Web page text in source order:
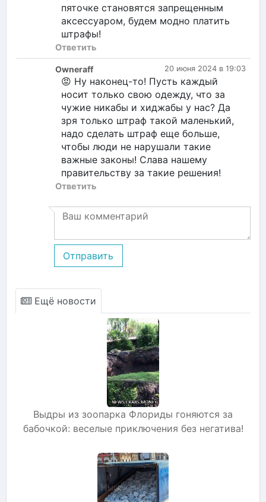
пяточке становятся запрещенным
аксессуаром, будем модно платить
штрафы!
Ответить
20 июня 2024 в 19:03
Owneraff
😡 Ну наконец-то! Пусть каждый
носит только свою одежду, что за
чужие никабы и хиджабы у нас? Да
зря только штраф такой маленький,
надо сделать штраф еще больше,
чтобы люди не нарушали такие
важные законы! Слава нашему
правительству за такие решения!
Ответить
Отправить
Ещё новости
Выдры из зоопарка Флориды гоняются за
бабочкой: веселые приключения без негатива!